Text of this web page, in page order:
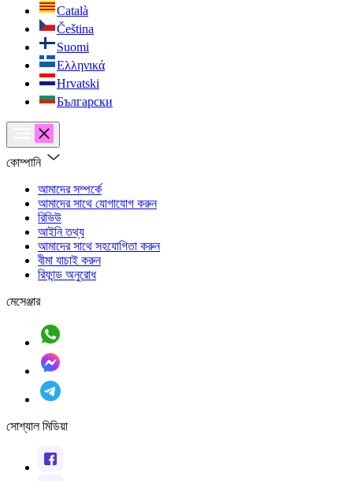
Català
Čeština
Suomi
Ελληνικά
Hrvatski
Български
কোম্পানি
আমাদের সম্পর্কে
আমাদের সাথে যোগাযোগ করুন
রিভিউ
আইনি তথ্য
আমাদের সাথে সহযোগিতা করুন
বীমা যাচাই করুন
রিফান্ড অনুরোধ
মেসেঞ্জার
সোশ্যাল মিডিয়া